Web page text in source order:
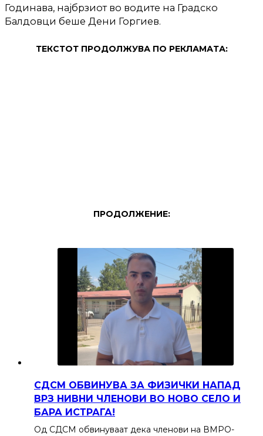
Годинава, најбрзиот во водите на Градско
Балдовци беше Дени Горгиев.
ТЕКСТОТ ПРОДОЛЖУВА ПО РЕКЛАМАТА:
ПРОДОЛЖЕНИЕ:
СДСМ ОБВИНУВА ЗА ФИЗИЧКИ НАПАД
ВРЗ НИВНИ ЧЛЕНОВИ ВО НОВО СЕЛО И
БАРА ИСТРАГА!
Од СДСМ обвинуваат дека членови на ВМРО-